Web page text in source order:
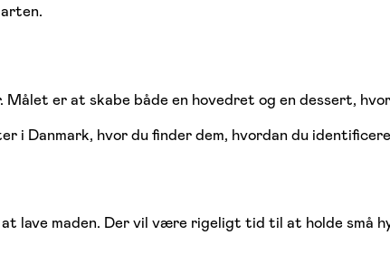
er at skabe både en hovedret og en dessert,
Danmark, hvor du finder dem, hvordan du
lave maden. Der vil være rigeligt tid til at holde små